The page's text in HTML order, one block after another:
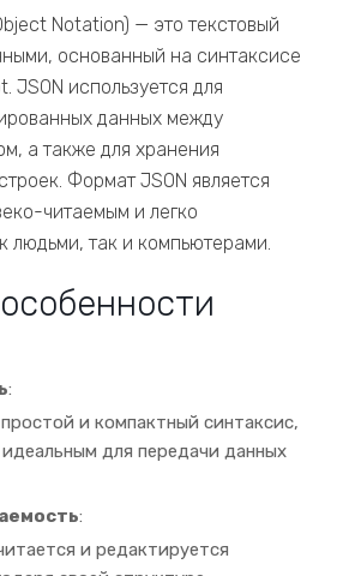
Notation) — это текстовый
основанный на синтаксисе
JSON используется для
данных между
а также для хранения
Формат JSON является
читаемым и легко
людьми, так и компьютерами.
:
и компактный синтаксис,
для передачи данных
:
и редактируется